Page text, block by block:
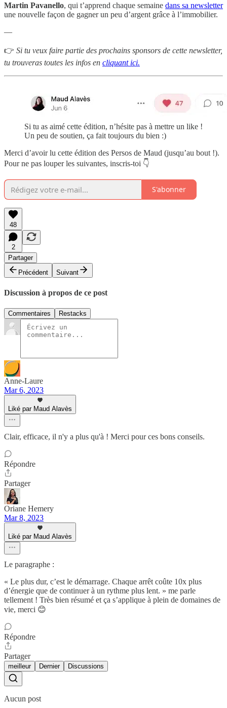
Martin Pavanello, qui t’apprend chaque semaine dans sa newsletter
une nouvelle façon de gagner un peu d’argent grâce à l’immobilier.
—
👉 Si tu veux faire partie des prochains sponsors de cette newsletter,
tu trouveras toutes les infos en cliquant ici.
Si tu as aimé cette édition, n’hésite pas à mettre un like !
Un peu de soutien, ça fait toujours du bien :)
Merci d’avoir lu cette édition des Persos de Maud (jusqu’au bout !).
Pour ne pas louper les suivantes, inscris-toi 👇
S'abonner
48
2
Partager
Précédent
Suivant
Discussion à propos de ce post
Commentaires Restacks
Anne-Laure
Mar 6, 2023
Liké par Maud Alavès
Clair, efficace, il n'y a plus qu'à ! Merci pour ces bons conseils.
Répondre
Partager
Oriane Hemery
Mar 8, 2023
Liké par Maud Alavès
Le paragraphe :
« Le plus dur, c’est le démarrage. Chaque arrêt coûte 10x plus
d’énergie que de continuer à un rythme plus lent. » me parle
tellement ! Très bien résumé et ça s’applique à plein de domaines de
vie, merci 😊
Répondre
Partager
meilleur Dernier Discussions
Aucun post